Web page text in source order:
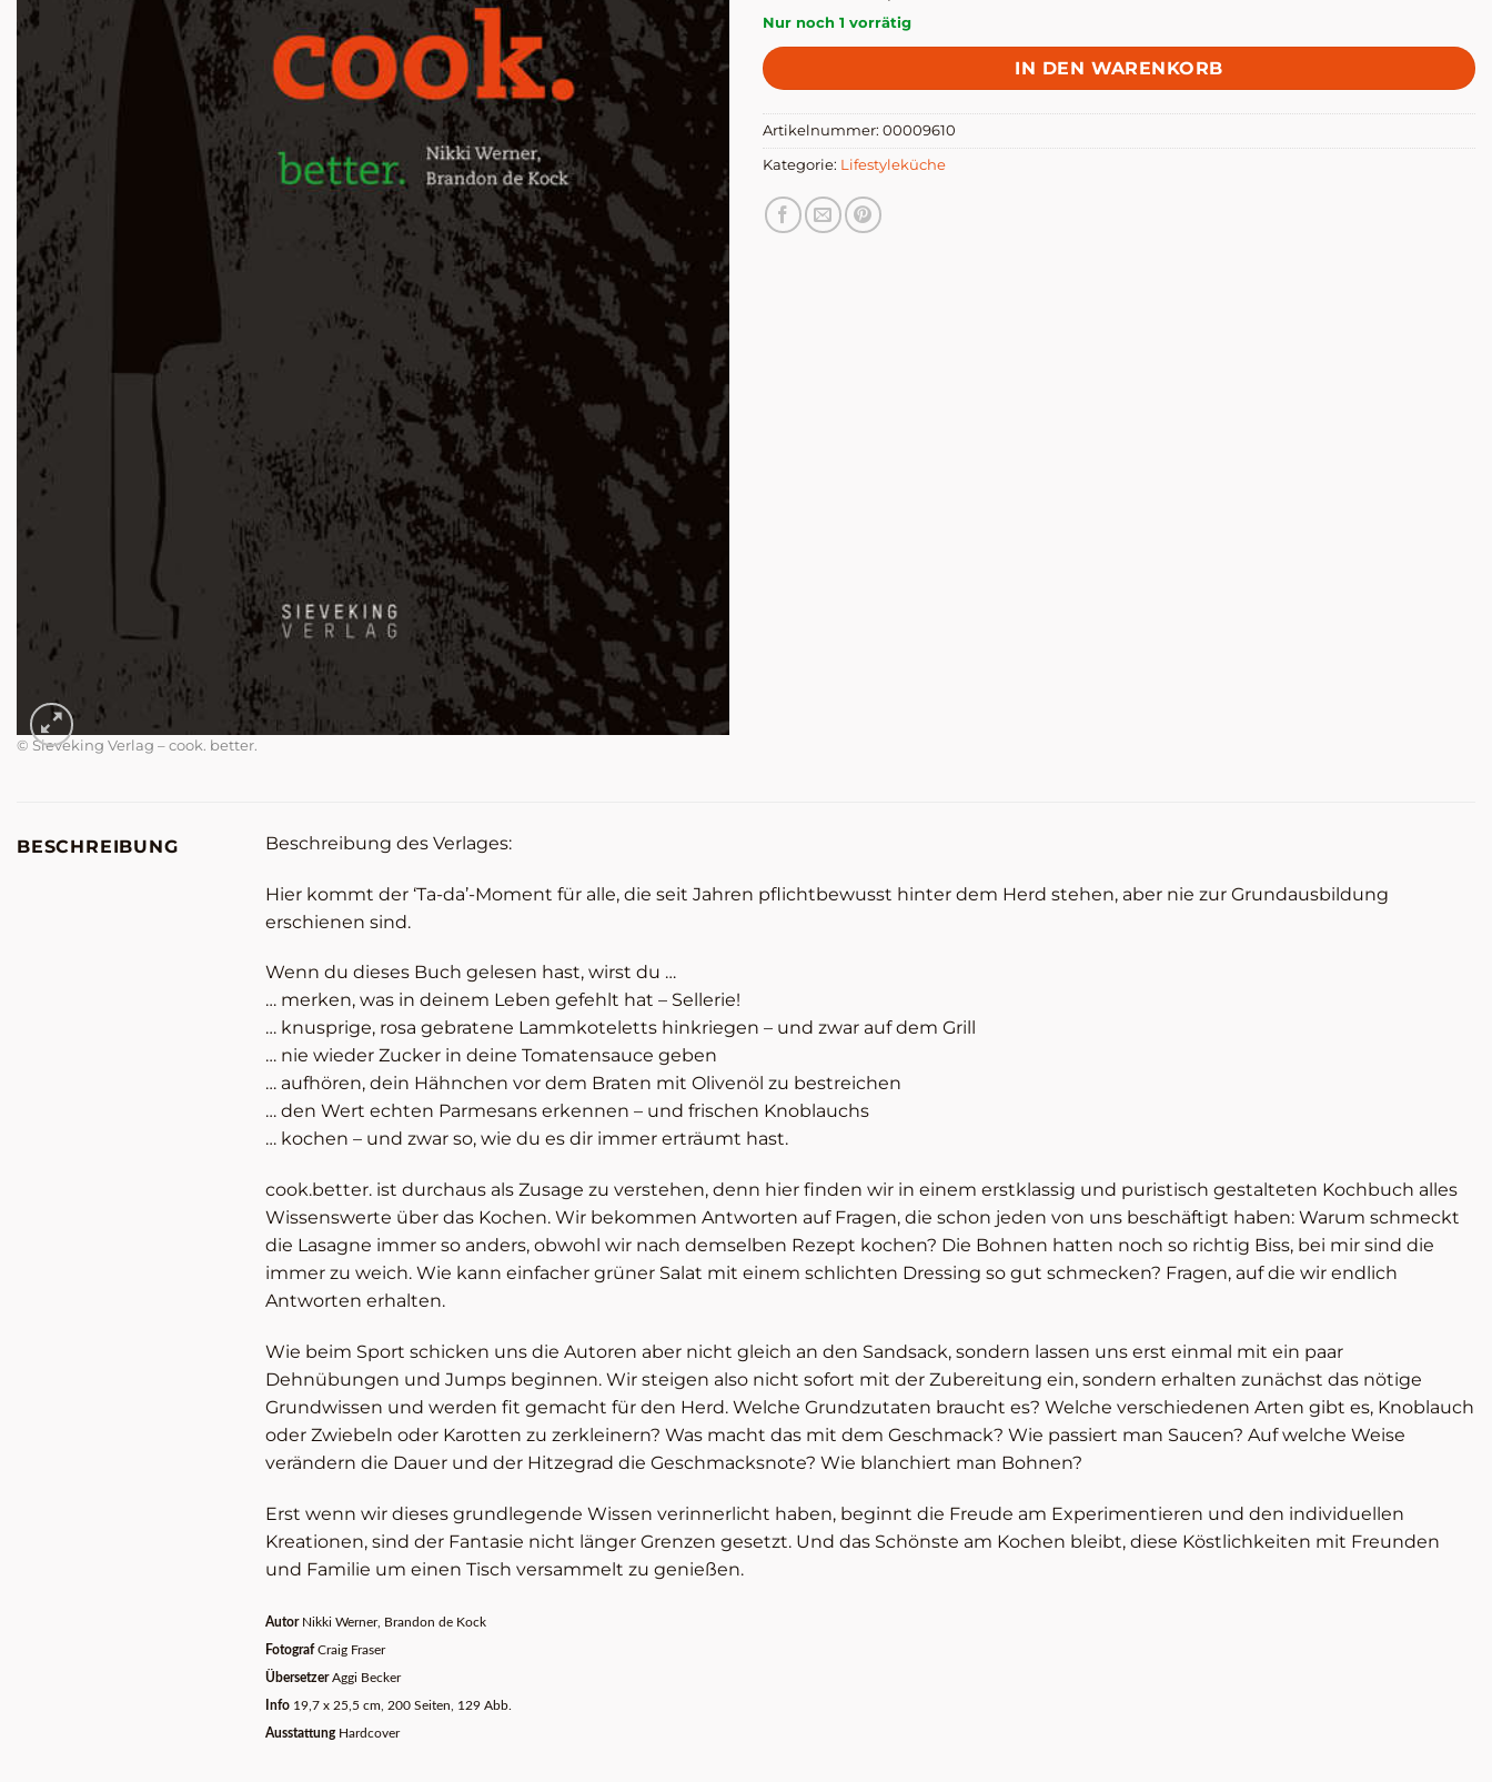
© Sieveking Verlag – cook. better.
Nur noch 1 vorrätig
IN DEN WARENKORB
Artikelnummer: 00009610
Kategorie: Lifestyleküche
BESCHREIBUNG Beschreibung des Verlages:
Hier kommt der ‘Ta-da’-Moment für alle, die seit Jahren pflichtbewusst hinter dem Herd stehen, aber nie zur Grundausbildung
erschienen sind.
Wenn du dieses Buch gelesen hast, wirst du …
… merken, was in deinem Leben gefehlt hat – Sellerie!
… knusprige, rosa gebratene Lammkoteletts hinkriegen – und zwar auf dem Grill
… nie wieder Zucker in deine Tomatensauce geben
… aufhören, dein Hähnchen vor dem Braten mit Olivenöl zu bestreichen
… den Wert echten Parmesans erkennen – und frischen Knoblauchs
… kochen – und zwar so, wie du es dir immer erträumt hast.
cook.better. ist durchaus als Zusage zu verstehen, denn hier finden wir in einem erstklassig und puristisch gestalteten Kochbuch alles
Wissenswerte über das Kochen. Wir bekommen Antworten auf Fragen, die schon jeden von uns beschäftigt haben: Warum schmeckt
die Lasagne immer so anders, obwohl wir nach demselben Rezept kochen? Die Bohnen hatten noch so richtig Biss, bei mir sind die
immer zu weich. Wie kann einfacher grüner Salat mit einem schlichten Dressing so gut schmecken? Fragen, auf die wir endlich
Antworten erhalten.
Wie beim Sport schicken uns die Autoren aber nicht gleich an den Sandsack, sondern lassen uns erst einmal mit ein paar
Dehnübungen und Jumps beginnen. Wir steigen also nicht sofort mit der Zubereitung ein, sondern erhalten zunächst das nötige
Grundwissen und werden fit gemacht für den Herd. Welche Grundzutaten braucht es? Welche verschiedenen Arten gibt es, Knoblauch
oder Zwiebeln oder Karotten zu zerkleinern? Was macht das mit dem Geschmack? Wie passiert man Saucen? Auf welche Weise
verändern die Dauer und der Hitzegrad die Geschmacksnote? Wie blanchiert man Bohnen?
Erst wenn wir dieses grundlegende Wissen verinnerlicht haben, beginnt die Freude am Experimentieren und den individuellen
Kreationen, sind der Fantasie nicht länger Grenzen gesetzt. Und das Schönste am Kochen bleibt, diese Köstlichkeiten mit Freunden
und Familie um einen Tisch versammelt zu genießen.
AutorNikki Werner, Brandon de Kock
FotografCraig Fraser
ÜbersetzerAggi Becker
Info 19,7 x 25,5 cm, 200 Seiten, 129 Abb.
AusstattungHardcover